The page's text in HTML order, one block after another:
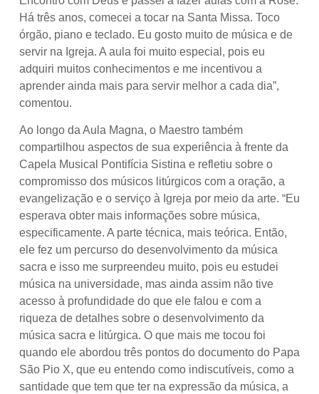
Há três anos, comecei a tocar na Santa Missa. Toco
órgão, piano e teclado. Eu gosto muito de música e de
servir na Igreja. A aula foi muito especial, pois eu
adquiri muitos conhecimentos e me incentivou a
aprender ainda mais para servir melhor a cada dia”,
comentou.
Ao longo da Aula Magna, o Maestro também
compartilhou aspectos de sua experiência à frente da
Capela Musical Pontifícia Sistina e refletiu sobre o
compromisso dos músicos litúrgicos com a oração, a
evangelização e o serviço à Igreja por meio da arte. “Eu
esperava obter mais informações sobre música,
especificamente. A parte técnica, mais teórica. Então,
ele fez um percurso do desenvolvimento da música
sacra e isso me surpreendeu muito, pois eu estudei
música na universidade, mas ainda assim não tive
acesso à profundidade do que ele falou e com a
riqueza de detalhes sobre o desenvolvimento da
música sacra e litúrgica. O que mais me tocou foi
quando ele abordou três pontos do documento do Papa
São Pio X, que eu entendo como indiscutíveis, como a
santidade que tem que ter na expressão da música, a